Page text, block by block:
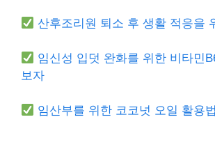
산후조리원 퇴소 후 생활 적응을
임신성 입덧 완화를 위한 비타민
보자
임산부를 위한 코코넛 오일 활용